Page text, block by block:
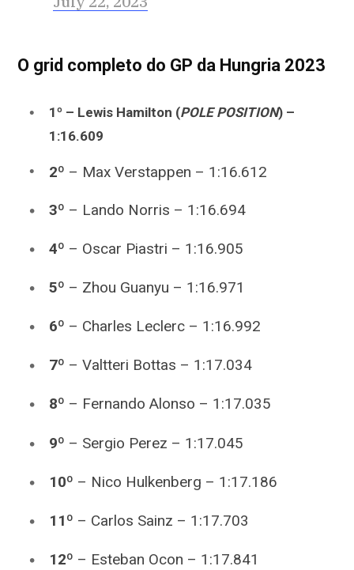
O grid completo do GP da Hungria 2023
1º – Lewis Hamilton (POLE POSITION) –
1:16.609
2º – Max Verstappen – 1:16.612
3º – Lando Norris – 1:16.694
4º – Oscar Piastri – 1:16.905
5º – Zhou Guanyu – 1:16.971
6º – Charles Leclerc – 1:16.992
7º – Valtteri Bottas – 1:17.034
8º – Fernando Alonso – 1:17.035
9º – Sergio Perez – 1:17.045
10º – Nico Hulkenberg – 1:17.186
11º – Carlos Sainz – 1:17.703
12º – Esteban Ocon – 1:17.841